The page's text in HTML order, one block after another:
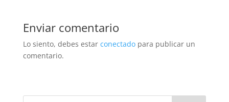
Enviar comentario
Lo siento, debes estar conectadopara publicar un
comentario.